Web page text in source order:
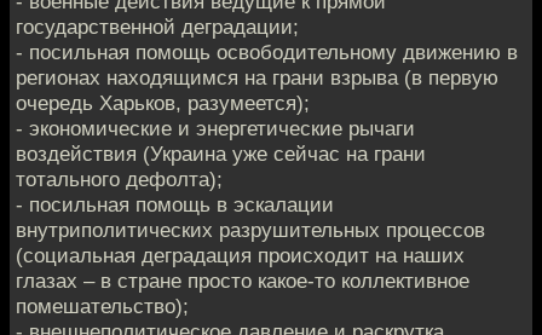
государственной деградации;
- посильная помощь освободительному движению в
регионах находящимся на грани взрыва (в первую
очередь Харьков, разумеется);
- экономические и энергетические рычаги
воздействия (Украина уже сейчас на грани
тотального дефолта);
- посильная помощь в эскалации
внутриполитических разрушительных процессов
(социальная деградация происходит на наших
глазах – в стране просто какое-то коллективное
помешательство);